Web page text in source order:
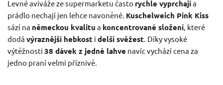
Levné aviváže ze supermarketu často rychle vyprchajía
prádlo nechají jen lehce navoněné. Kuschelweich Pink Kiss
sází na německou kvalitu a koncentrované složení , které
dodá výraznější hebkost i delší svěžest . Díky vysoké
výtěžnosti 38 dávek z jedné lahve navíc vychází cena za
jedno praní velmi příznivě.